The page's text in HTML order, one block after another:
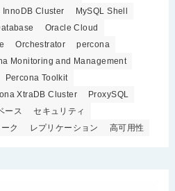
InnoDB Cluster
MySQL Shell
Oracle Cloud
Orchestrator
percona
Monitoring and Management
Percona Toolkit
XtraDB Cluster
ProxySQL
ース
セキュリティ
ク レプリケーション 高可用性